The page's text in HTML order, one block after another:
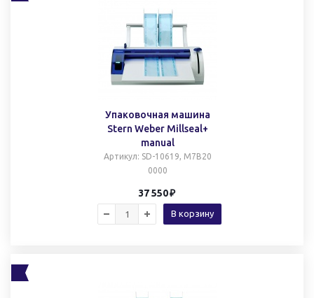
Упаковочная машина
Stern Weber Millseal+
manual
Артикул: SD-10619, M7B20
0000
37 550
В корзину